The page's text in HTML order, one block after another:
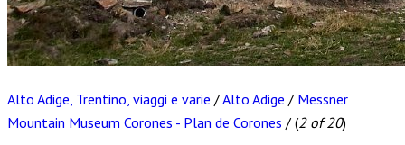
Alto Adige, Trentino, viaggi e varie /Alto Adige / Messner
Mountain Museum Corones - Plan de Corones / (2 of 20)